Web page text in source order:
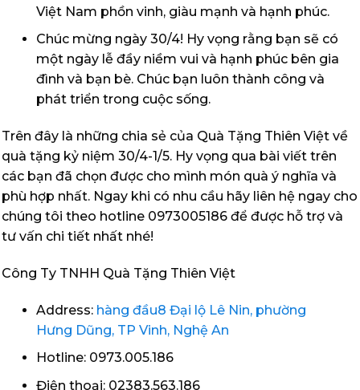
Việt Nam phồn vinh, giàu mạnh và hạnh phúc.
Chúc mừng ngày 30/4! Hy vọng rằng bạn sẽ có
một ngày lễ đầy niềm vui và hạnh phúc bên gia
đình và bạn bè. Chúc bạn luôn thành công và
phát triển trong cuộc sống.
Trên đây là những chia sẻ của Quà Tặng Thiên Việt về
quà tặng kỷ niệm 30/4-1/5. Hy vọng qua bài viết trên
các bạn đã chọn được cho mình món quà ý nghĩa và
phù hợp nhất. Ngay khi có nhu cầu hãy liên hệ ngay cho
chúng tôi theo hotline 0973005186 để được hỗ trợ và
tư vấn chi tiết nhất nhé!
Công Ty TNHH Quà Tặng Thiên Việt
Address: hàng đầu8 Đại lộ Lê Nin, phường
Hưng Dũng, TP Vinh, Nghệ An
Hotline: 0973.005.186
Điện thoại: 02383.563.186